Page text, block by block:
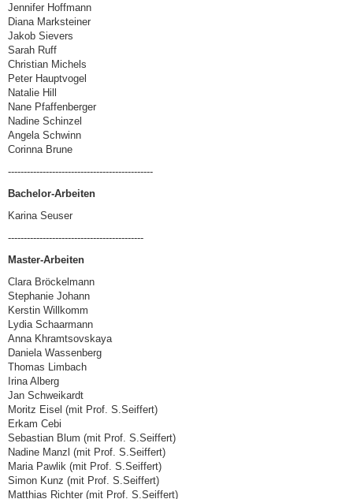
Jennifer Hoffmann
Diana Marksteiner
Jakob Sievers
Sarah Ruff
Christian Michels
Peter Hauptvogel
Natalie Hill
Nane Pfaffenberger
Nadine Schinzel
Angela Schwinn
Corinna Brune
----------------------------------------------
Bachelor-Arbeiten
Karina Seuser
-------------------------------------------
Master-Arbeiten
Clara Bröckelmann
Stephanie Johann
Kerstin Willkomm
Lydia Schaarmann
Anna Khramtsovskaya
Daniela Wassenberg
Thomas Limbach
Irina Alberg
Jan Schweikardt
Moritz Eisel (mit Prof. S.Seiffert)
Erkam Cebi
Sebastian Blum (mit Prof. S.Seiffert)
Nadine Manzl (mit Prof. S.Seiffert)
Maria Pawlik (mit Prof. S.Seiffert)
Simon Kunz (mit Prof. S.Seiffert)
Matthias Richter (mit Prof. S.Seiffert)